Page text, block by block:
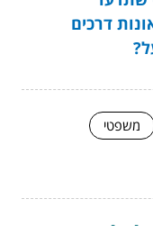
דרכים
משפטי